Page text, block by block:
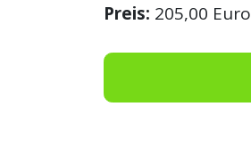
Preis: 205,00 Euro